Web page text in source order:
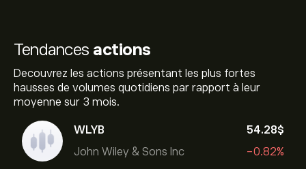
Tendances actions
Decouvrez les actions présentant les plus fortes
hausses de volumes quotidiens par rapport à leur
moyenne sur 3 mois.
WLYB
John Wiley & Sons Inc
54.28‎$‎
-0.82%